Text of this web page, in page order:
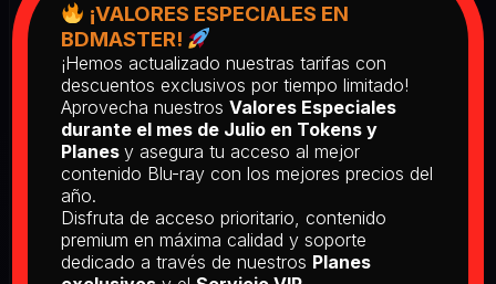
Return of the Living Dead: Part II
(1988) BD25 Latino
2025
Earth [Criterion Collection] (1976)
BD25 Subtitulado
2026
¡VALORES ESPECIALES EN
BDMASTER!
¡Hemos actualizado nuestras tarifas con
descuentos exclusivos por tiempo limitado!
Aprovecha nuestros Valores Especiales
durante el mes de Julio en Tokens y
Planes y asegura tu acceso al mejor
contenido Blu-ray con los mejores precios del
año.
Disfruta de acceso prioritario, contenido
premium en máxima calidad y soporte
dedicado a través de nuestros Planes